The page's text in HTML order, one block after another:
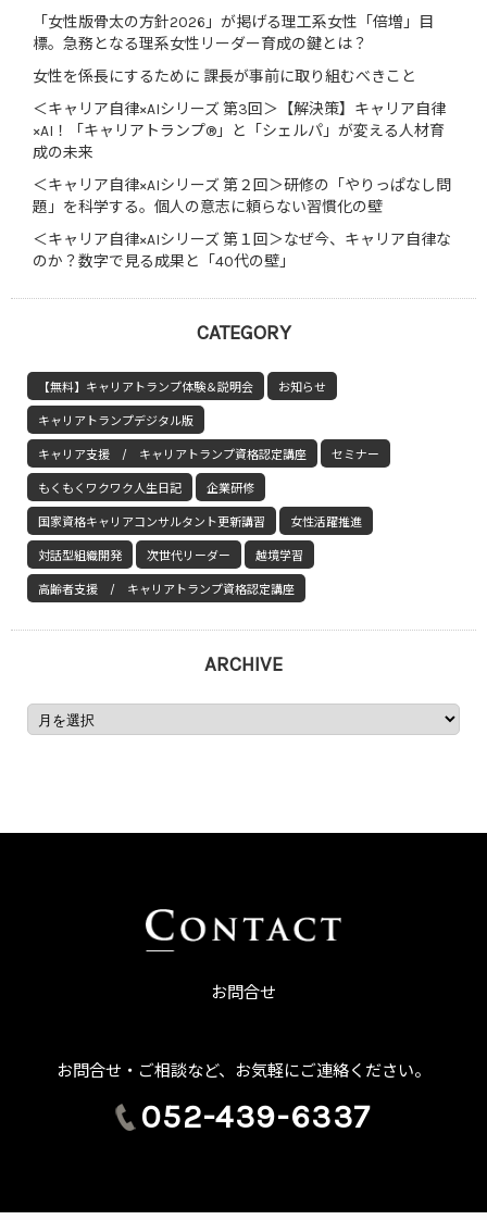
「女性版骨太の方針2026」が掲げる理工系女性「倍増」目
標。急務となる理系女性リーダー育成の鍵とは？
女性を係長にするために 課長が事前に取り組むべきこと
＜キャリア自律×AIシリーズ 第3回＞【解決策】キャリア自律
×AI！「キャリアトランプ®」と「シェルパ」が変える人材育
成の未来
＜キャリア自律×AIシリーズ 第２回＞研修の「やりっぱなし問
題」を科学する。個人の意志に頼らない習慣化の壁
＜キャリア自律×AIシリーズ 第１回＞なぜ今、キャリア自律な
のか？数字で見る成果と「40代の壁」
CATEGORY
【無料】キャリアトランプ体験＆説明会 お知らせ
キャリアトランプデジタル版
キャリア支援 / キャリアトランプ資格認定講座 セミナー
もくもくワクワク人生日記 企業研修
国家資格キャリアコンサルタント更新講習 女性活躍推進
対話型組織開発 次世代リーダー 越境学習
高齢者支援 / キャリアトランプ資格認定講座
ARCHIVE
お問合せ
お問合せ・ご相談など、お気軽にご連絡ください。
052-439-6337